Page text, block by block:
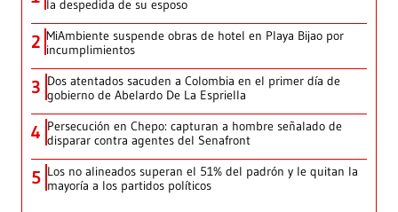
la despedida de su esposo
2 MiAmbiente suspende obras de hotel en Playa Bijao por
incumplimientos
3 Dos atentados sacuden a Colombia en el primer día de
gobierno de Abelardo De La Espriella
4 Persecución en Chepo: capturan a hombre señalado de
disparar contra agentes del Senafront
5 Los no alineados superan el 51% del padrón y le quitan la
mayoría a los partidos políticos